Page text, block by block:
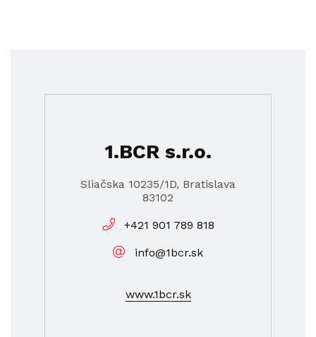
1.BCR s.r.o.
Sliačska 10235/1D, Bratislava
83102
+421 901 789 818
info@1bcr.sk
www.1bcr.sk